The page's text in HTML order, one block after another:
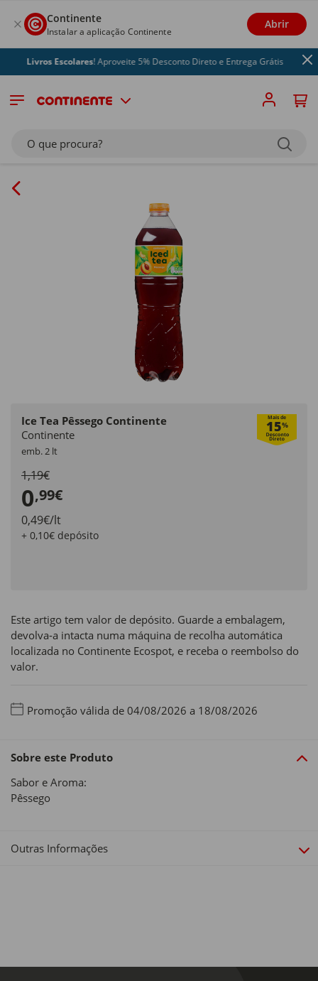
Continente
Instalar a aplicação Continente
Abrir
Livros Escolares! Aproveite 5% Desconto Direto e Entrega Grátis
O que procura?
Ice Tea Pêssego Continente Mais de
15%
Continente
emb. 2 lt
1,19€
0,99€
0,49€/lt
+ 0,10€ depósito
Este artigo tem valor de depósito. Guarde a embalagem,
devolva‑a intacta numa máquina de recolha automática
localizada no Continente Ecospot, e receba o reembolso do
valor.
Promoção válida de 04/08/2026 a 18/08/2026
Sobre este Produto
Sabor e Aroma:
Pêssego
Outras Informações